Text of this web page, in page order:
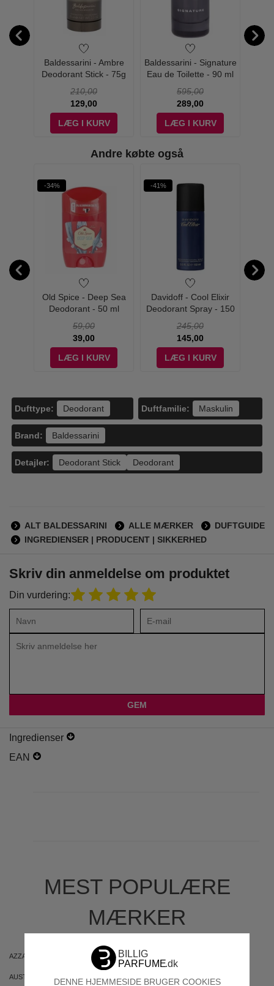
DENNE HJEMMESIDE BRUGER COOKIES
Baldessarini - Ambre
Deodorant Stick - 75g
210,00
129,00
LÆG I KURV
Baldessarini - Signature
Eau de Toilette - 90 ml
595,00
289,00
LÆG I KURV
Andre købte også
-34%
Old Spice - Deep Sea
Deodorant - 50 ml
59,00
39,00
LÆG I KURV
-41%
Davidoff - Cool Elixir
Deodorant Spray - 150
245,00
145,00
LÆG I KURV
Dufttype: Deodorant Duftfamilie: Maskulin
Brand: Baldessarini
Detajler: Deodorant Stick Deodorant
ALT BALDESSARINI ALLE MÆRKER
DUFTGUIDE
INGREDIENSER | PRODUCENT | SIKKERHED
Skriv din anmeldelse om produktet
Din vurdering:
Ingredienser
EAN
MEST POPULÆRE
MÆRKER
AZZARO ARIANA GRANDE
AUSTRALIAN GOLD